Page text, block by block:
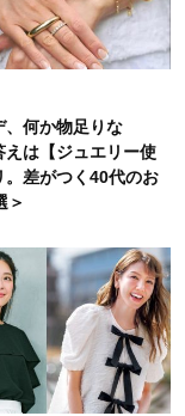
代、夏の「甘めト
〉
きちんと感」も
トップス〈4選〉
ラス」のトレンド
新定番に
、何か物足りな
えは【ジュエリー使
。差がつく40代のお
＞